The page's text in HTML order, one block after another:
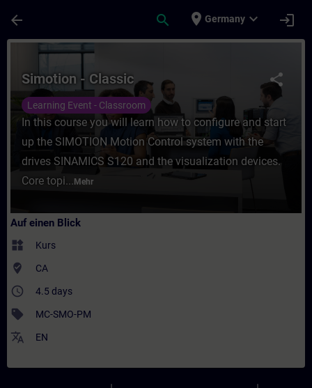
arrow_back search place Germany expand_more login
Kurs - Simotion - Classic - Training -
share
Simotion - Classic
Learning Event - Classroom
In this course you will learn how to configure and start
up the SIMOTION Motion Control system with the
drives SINAMICS S120 and the visualization devices.
Core topi... Mehr
Auf einen Blick
widgets Kurs
where_to_vote CA
access_time 4.5 days
sell MC-SMO-PM
translate EN